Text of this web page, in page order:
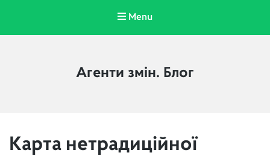
Menu
Агенти змін. Блог
Карта нетрадиційної